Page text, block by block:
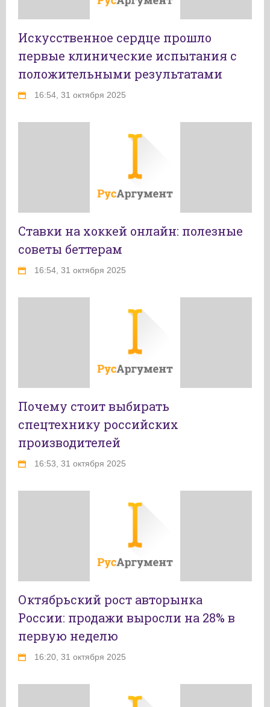
Искусственное сердце прошло
первые клинические испытания с
положительными результатами
16:54, 31 октября 2025
Ставки на хоккей онлайн: полезные
советы беттерам
16:54, 31 октября 2025
Почему стоит выбирать
спецтехнику российских
производителей
16:53, 31 октября 2025
Октябрьский рост авторынка
России: продажи выросли на 28% в
первую неделю
16:20, 31 октября 2025